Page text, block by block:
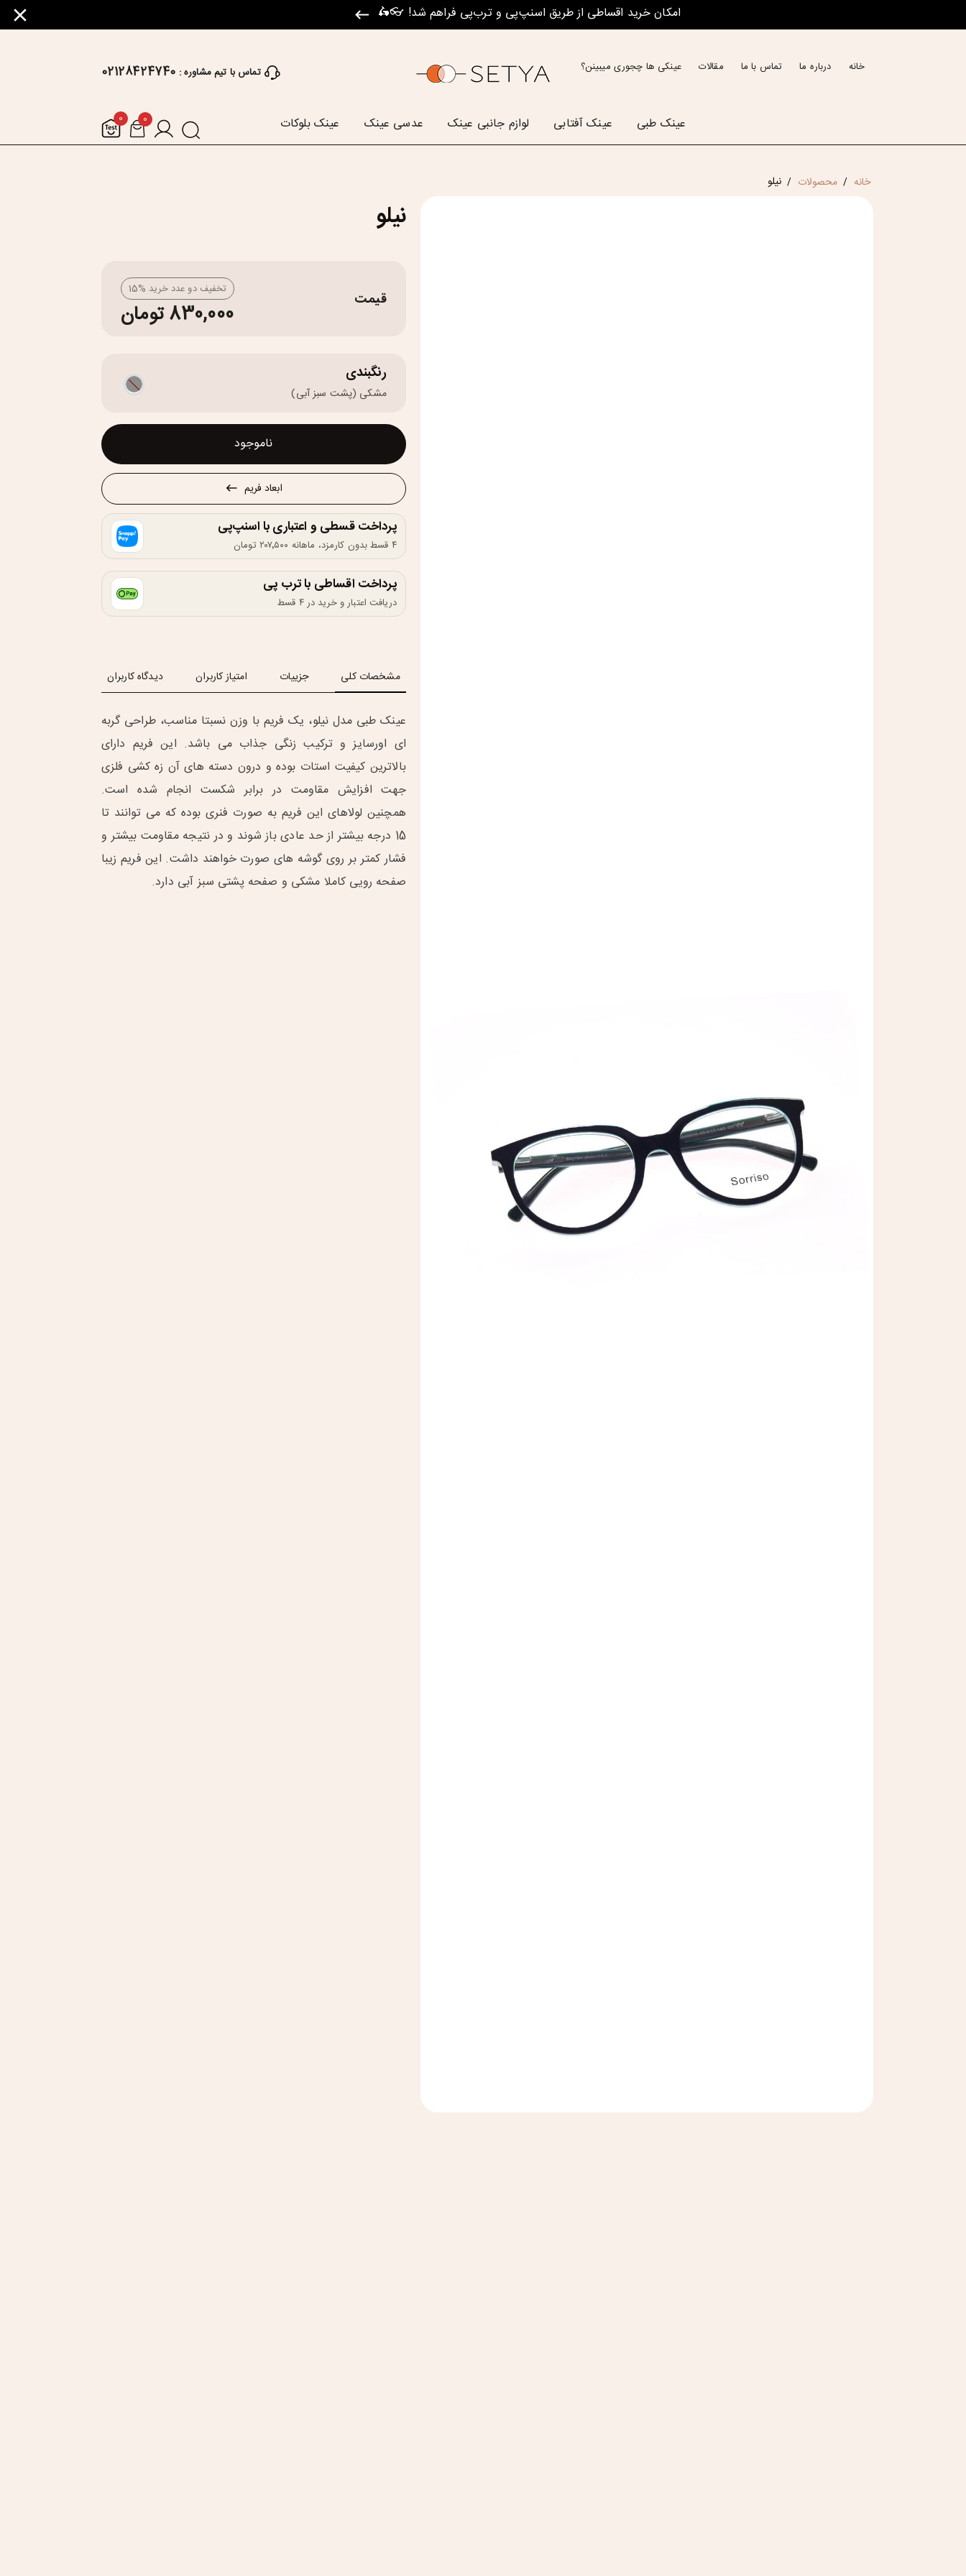
امکان خرید اقساطی از طریق اسنپ‌پی و ترب‌پی فراهم شد! 👓🛵
خانه درباره ما تماس با ما مقالات عینکی ها چجوری میبینن؟ تماس با تیم مشاوره : 02128424740
عینک طبی عینک آفتابی لوازم جانبی عینک عدسی عینک عینک بلوکات 0
0
خانه / محصولات / نیلو
نیلو
قیمت
تخفیف دو عدد خرید %15
830,000 تومان
رنگبندی
مشکی (پشت سبز آبی)
ناموجود
ابعاد فریم
پرداخت قسطی و اعتباری با اسنپ‌پی
۴ قسط بدون کارمزد، ماهانه ۲۰۷٬۵۰۰ تومان
پرداخت اقساطی با ترب پی
دریافت اعتبار و خرید در ۴ قسط
مشخصات کلی جزییات امتیاز کاربران دیدگاه کاربران
عینک طبی مدل نیلو، یک فریم با وزن نسبتا مناسب، طراحی گربه
ای اورسایز و ترکیب زنگی جذاب می باشد. این فریم دارای
بالاترین کیفیت استات بوده و درون دسته های آن زه کشی فلزی
جهت افزایش مقاومت در برابر شکست انجام شده است.
همچنین لولاهای این فریم به صورت فنری بوده که می توانند تا
15 درجه بیشتر از حد عادی باز شوند و در نتیجه مقاومت بیشتر و
فشار کمتر بر روی گوشه های صورت خواهند داشت. این فریم زیبا
صفحه رویی کاملا مشکی و صفحه پشتی سبز آبی دارد.